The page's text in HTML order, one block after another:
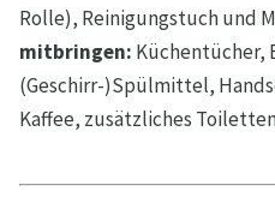
Rolle), Reinigungstuch und
mitbringen: Küchentücher,
(Geschirr-)Spülmittel,
Kaffee, zusätzliches